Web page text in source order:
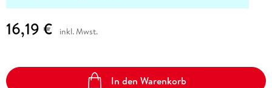
16,19 € inkl. Mwst.
In den Warenkorb